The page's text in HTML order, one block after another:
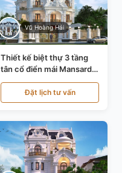
Vũ Hoàng Hải
Thiết kế biệt thự 3 tầng
tân cổ điển mái Mansard
tại Thanh Hóa KT23104
Đặt lịch tư vấn